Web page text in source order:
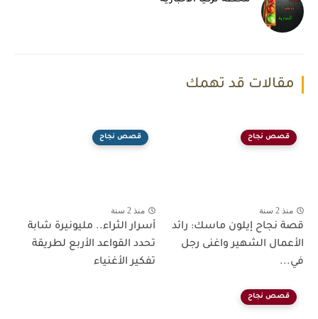
مقالات قد تهمك
قصص نجاح
منذ 2 سنة
قصة نجاح إيلون ماسك: رائد
الأعمال الشهير واغنى رجل
في...
قصص نجاح
منذ 2 سنة
أسرار الثراء.. مليونيرة شابة
تحدد القواعد الأربع لطريقة
تفكير الأغنياء
قصص نجاح